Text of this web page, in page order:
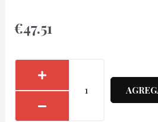
€47.51